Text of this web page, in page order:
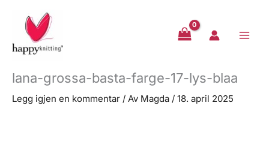
innholdet
lana-grossa-basta-farge-17-lys-blaa
Legg igjen en kommentar / Av Magda / 18. april 2025